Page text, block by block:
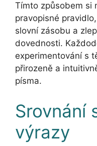
Tímto způsobem si
pravopisné
slovní zásobu a
dovednosti.
experimentování s
přirozeně a
písma.
Srovnání
výrazy